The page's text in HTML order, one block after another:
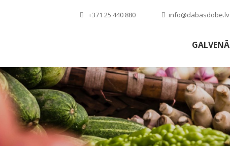
+371 25 440 880 info@dabasdobe.lv
GALVENĀ